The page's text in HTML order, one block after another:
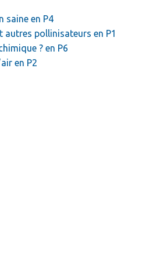
saine en P4
autres pollinisateurs en P1
? en P6
en P2